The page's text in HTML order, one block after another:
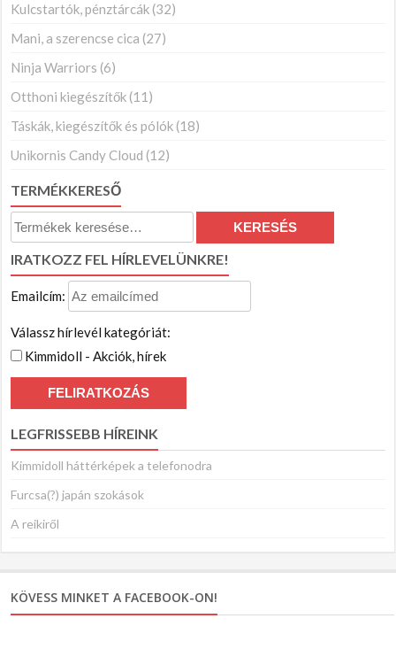
Kulcstartók, pénztárcák (32)
Mani, a szerencse cica (27)
Ninja Warriors (6)
Otthoni kiegészítők (11)
Táskák, kiegészítők és pólók (18)
Unikornis Candy Cloud (12)
TERMÉKKERESŐ
Keresés
a
következőre:
KERESÉS
IRATKOZZ FEL HÍRLEVELÜNKRE!
Emailcím:
Válassz hírlevél kategóriát:
Kimmidoll - Akciók, hírek
LEGFRISSEBB HÍREINK
Kimmidoll háttérképek a telefonodra
Furcsa(?) japán szokások
A reikiről
KÖVESS MINKET A FACEBOOK-ON!